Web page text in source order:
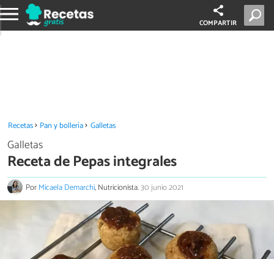
COMPARTIR
Recetas Pan y bollería Galletas
Galletas
Receta de Pepas integrales
PorMicaela Demarchi, Nutricionista.30 junio 2021